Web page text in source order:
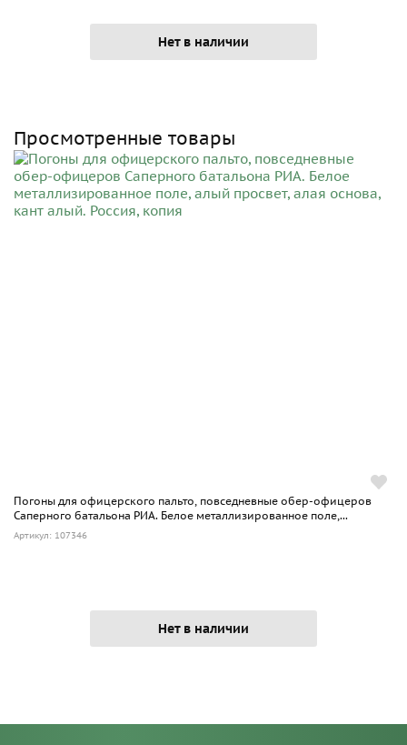
Нет в наличии
Просмотренные товары
Погоны для офицерского пальто, повседневные обер-офицеров
Саперного батальона РИА. Белое металлизированное поле,...
Артикул: 107346
Нет в наличии